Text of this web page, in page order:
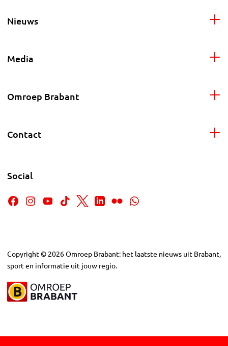
Nieuws
Media
Omroep Brabant
Contact
Social
Copyright © 2026Omroep Brabant: het laatste nieuws uit Brabant,
sport en informatie uit jouw regio.